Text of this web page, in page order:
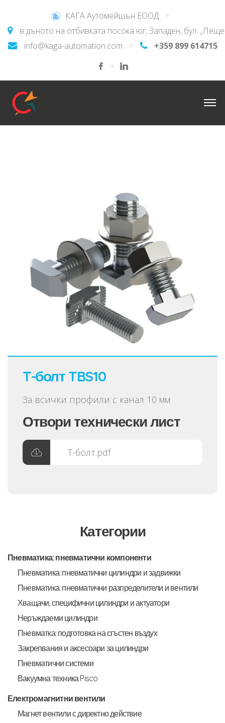
КАГА Аутомейшън ЕООД
в дъното на отбивката посока юг, Западен, бул.
info@kaga-automation.com
+359 899 614715
T-болт TBS10
За всички профили с канал 10 мм
Отвори технически лист
Т-болт.pdf
Категории
Пневматика: пневматични компоненти
Пневматика: пневматични цилиндри и задвижки
Пневматика: пневматични разпределители и вентили
Хващачи, специфични цилиндри и актуатори
Неръждаеми цилиндри
Пневматка: подготовка на сгъстен въздух
Закрепвания и аксесоари за цилиндри
Пневматични системи
Вакуумна техника Pisco
Електромагнитни вентили
Магнет вентили с директно действие